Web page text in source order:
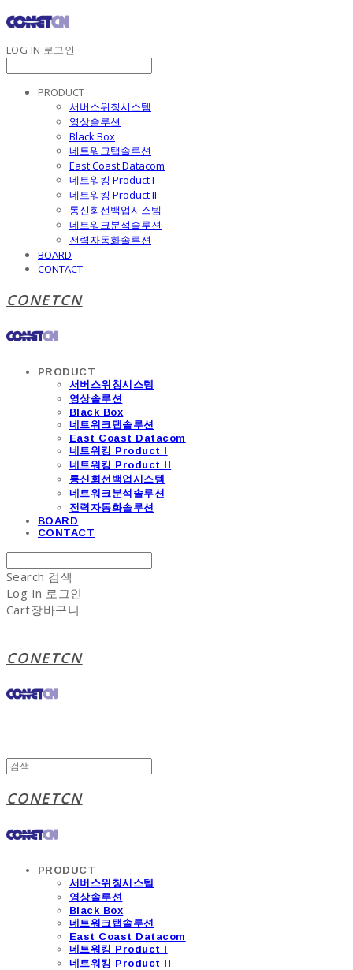
LOG IN 로그인
PRODUCT
서버스위칭시스템
영상솔루션
Black Box
네트워크탭솔루션
East Coast Datacom
네트워킹 Product I
네트워킹 Product II
통신회선백업시스템
네트워크분석솔루션
전력자동화솔루션
BOARD
CONTACT
CONETCN
PRODUCT
서버스위칭시스템
영상솔루션
Black Box
네트워크탭솔루션
East Coast Datacom
네트워킹 Product I
네트워킹 Product II
통신회선백업시스템
네트워크분석솔루션
전력자동화솔루션
BOARD
CONTACT
Search 검색
Log In 로그인
Cart장바구니
CONETCN
CONETCN
PRODUCT
서버스위칭시스템
영상솔루션
Black Box
네트워크탭솔루션
East Coast Datacom
네트워킹 Product I
네트워킹 Product II